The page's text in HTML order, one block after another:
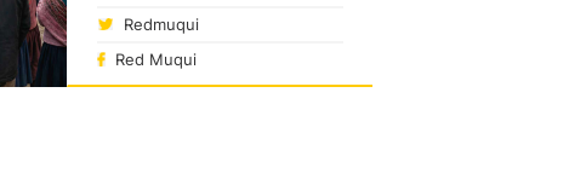
Redmuqui
Red Muqui